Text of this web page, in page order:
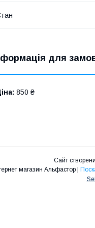
для
850 ₴
Сайт
Інтернет магазин Альфастор |